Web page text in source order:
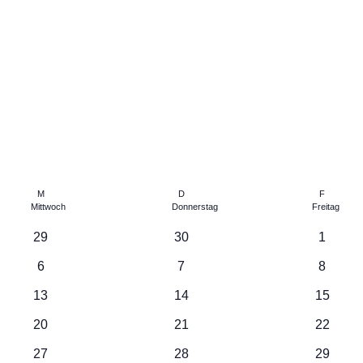
M
Mittwoch
D
Donnerstag
F
Freitag
0
29
0
30
0
1
0
6
0
7
0
8
0
13
0
14
0
15
0
20
0
21
0
22
0
27 0
28 0
29